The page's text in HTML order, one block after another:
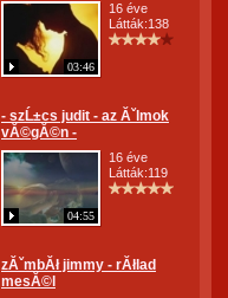
03:46
16 éve
Látták:138
- szĹ±cs judit - az Ăˇlmok
vĂ©gĂ©n -
04:55
16 éve
Látták:119
zĂˇmbĂł jimmy - rĂłlad
mesĂ©l